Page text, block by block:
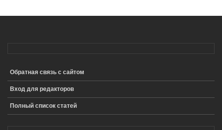
ПОДВАЛ
Обратная связь с сайтом
Вход для редакторов
Полный список статей